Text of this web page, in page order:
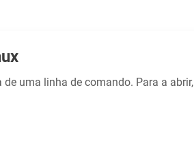
uma linha de comando. Para a abrir,